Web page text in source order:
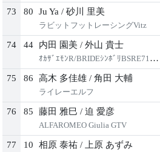
73 80 Ju Ya / 砂川 里美
ラビットフットレーシングVitz
74 44 内田 園美 / 外山 貴士
ｵｶｻﾞｴﾓﾝR/BRIDEｼﾝﾎﾞﾘBSRE71RZ86
75 86 高木 多佳雄 / 角田 大輔
ライレーエルフ
76 85 藤田 雅巳 / 迫 愛彦
ALFAROMEO Giulia GTV
77 10 相原 泰祐 / 上原 あずみ